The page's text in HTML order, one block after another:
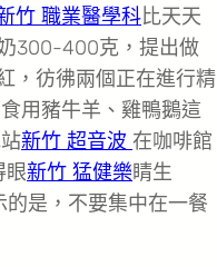
竹 職業醫學科比天天
300-400克，提出做
，彷彿兩個正在進行精
用豬牛羊、雞鴨鵝這
新竹 超音波 在咖啡館
眼新竹 猛健樂睛生
的是，不要集中在一餐